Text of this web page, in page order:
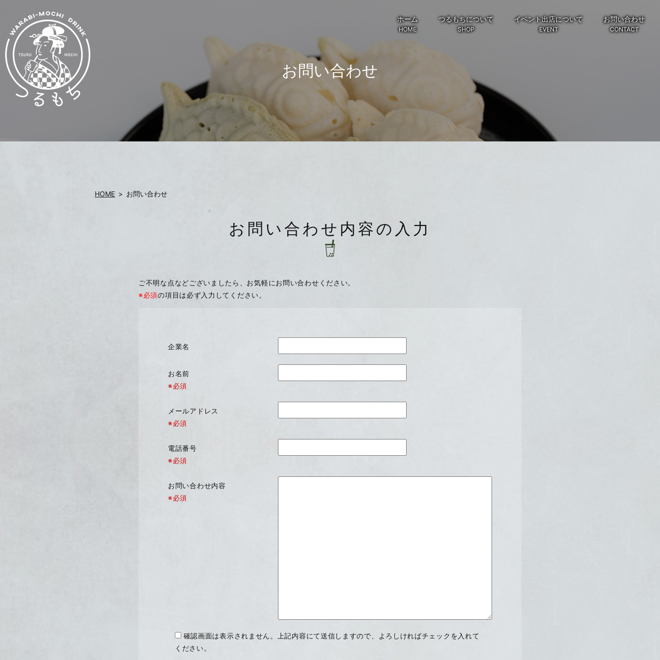
ホーム
HOME
つるもちについて
SHOP
イベント出店について
EVENT
お問い合わせ
CONTACT
お問い合わせ
HOME お問い合わせ
お問い合わせ内容の入力
ご不明な点などございましたら、お気軽にお問い合わせください。
※必須の項目は必ず入力してください。
企業名
お名前
※必須
メールアドレス
※必須
電話番号
※必須
お問い合わせ内容
※必須
確認画面は表示されません。上記内容にて送信しますので、よろしければチェックを入れて
ください。